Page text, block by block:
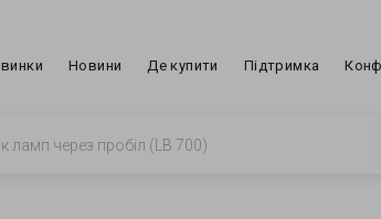
Новини Де купити Підтримка